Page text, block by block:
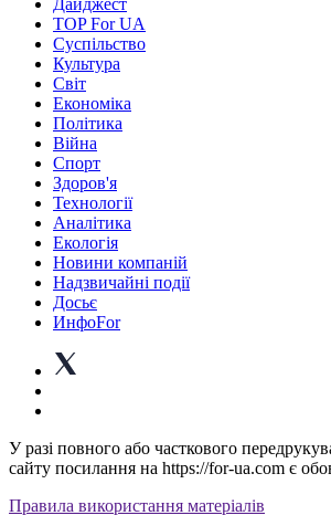
TOP For UA
Суспiльство
Культура
Світ
Економіка
Політика
Війна
Спорт
Здоров'я
Технології
Аналітика
Екологія
Новини компаній
Надзвичайні події
Досьє
ИнфоFor
У разі повного або часткового
сайту посилання на https://for-ua.com є
Правила використання матеріалів